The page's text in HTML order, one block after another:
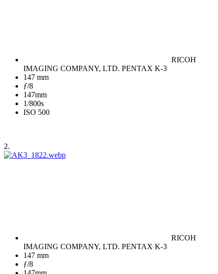
RICOH
IMAGING COMPANY, LTD. PENTAX K-3
147 mm
ƒ/8
147mm
1/800s
ISO 500
2.
RICOH
IMAGING COMPANY, LTD. PENTAX K-3
147 mm
ƒ/8